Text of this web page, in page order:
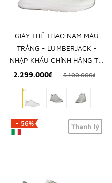
GIÀY THỂ THAO NAM MÀU
TRẮNG - LUMBERJACK -
NHẬP KHẨU CHÍNH HÃNG TỪ
2.299.000₫ 5.100.000₫
- 56% Thanh lý